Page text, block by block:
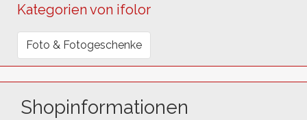
Kategorien von ifolor
Foto & Fotogeschenke
Shopinformationen